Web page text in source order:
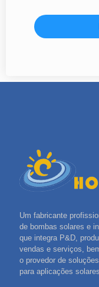
Um fabricante
de bombas solares e
que integra P&D,
vendas e serviços,
o provedor de
para aplicações